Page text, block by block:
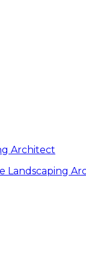
Architect
Landscaping